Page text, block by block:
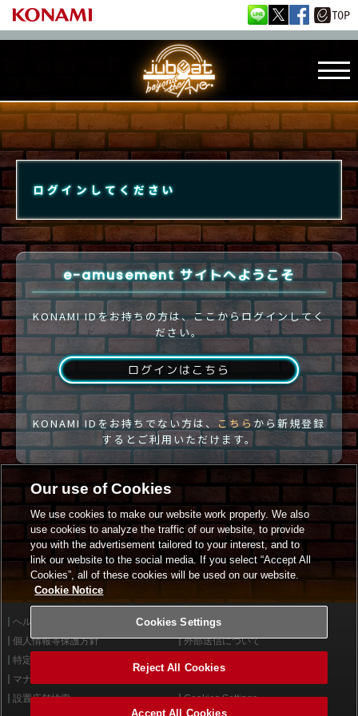
ログインしてください
e-amusement サイトへようこそ
KONAMI IDをお持ちの方は、ここからログインしてく
ださい。
ログインはこちら
KONAMI IDをお持ちでない方は、 こちらから新規登録
するとご利用いただけます。
ヘルプ
利用規約
個人情報等保護方針
外部送信について
特定商取引法に基づく表示
マナー＆ルール
設置店舗検索
Cookies Settings
Our use of Cookies
We use cookies to make our website work properly. We also
use cookies to analyze the traffic of our website, to provide
you with the advertisement tailored to your interest, and to
link our website to the social media. If you select “Accept All
Cookies”, all of these cookies will be used on our website.
Cookie Notice
Cookies Settings
Reject All Cookies
Accept All Cookies